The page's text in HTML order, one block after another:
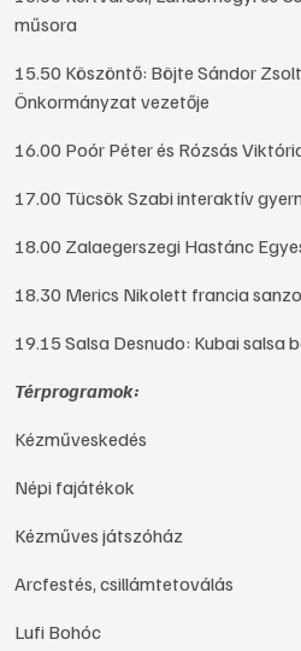
műsora
15.50 Köszöntő: Böjte Sándor
Önkormányzat vezetője
16.00 Poór Péter és Rózsás
17.00 Tücsök Szabi interaktív
18.00 Zalaegerszegi Hastánc
18.30 Merics Nikolett francia
19.15 Salsa Desnudo: Kubai salsa
Térprogramok:
Kézműveskedés
Népi fajátékok
Kézműves játszóház
Arcfestés, csillámtetoválás
Lufi Bohóc